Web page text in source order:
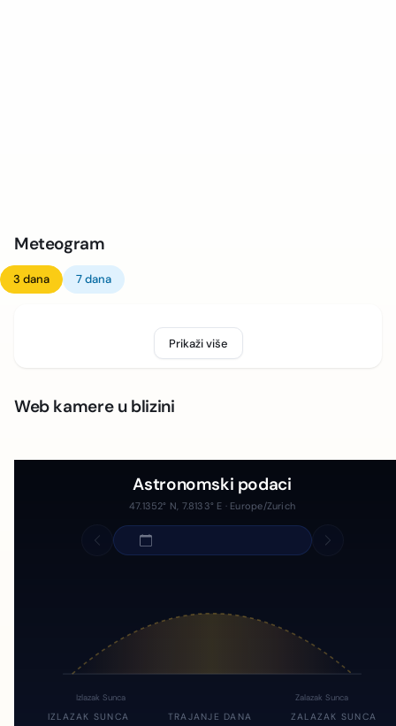
Meteogram
3 dana 7 dana
Prikaži više
Web kamere u blizini
Astronomski podaci
47.1352° N, 7.8133° E · Europe/Zurich
Izlazak Sunca Zalazak Sunca
IZLAZAK SUNCA TRAJANJE DANA ZALAZAK SUNCA